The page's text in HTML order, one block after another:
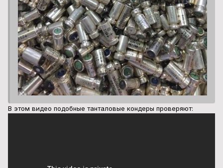
В этом видео подобные танталовые кондеры проверяют: